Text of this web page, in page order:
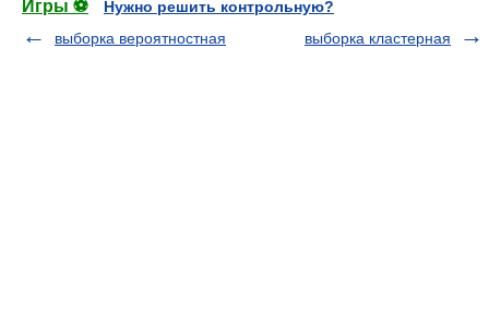
Игры ⚽
Нужно решить контрольную?
выборка вероятностная
выборка кластерная